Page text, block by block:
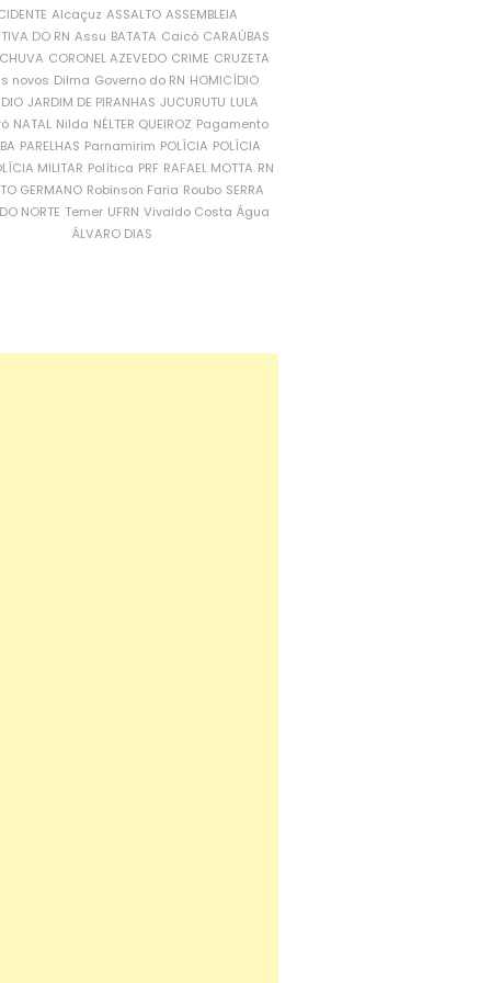
Alcaçuz ASSALTO ASSEMBLEIA
DO RN Assu BATATA Caicó CARAÚBAS
CORONEL AZEVEDO CRIME CRUZETA
novos Dilma Governo do RN HOMICÍDIO
JARDIM DE PIRANHAS JUCURUTU LULA
NATAL Nilda NÉLTER QUEIROZ Pagamento
PARELHAS Parnamirim POLÍCIA POLÍCIA
MILITAR Política PRF RAFAEL MOTTA RN
GERMANO Robinson Faria Roubo SERRA
NORTE Temer UFRN Vivaldo Costa Água
ÁLVARO DIAS